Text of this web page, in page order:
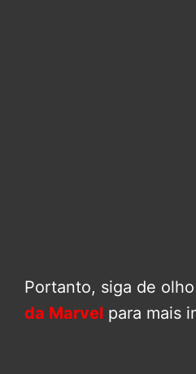
Portanto, siga de
da Marvel para mais